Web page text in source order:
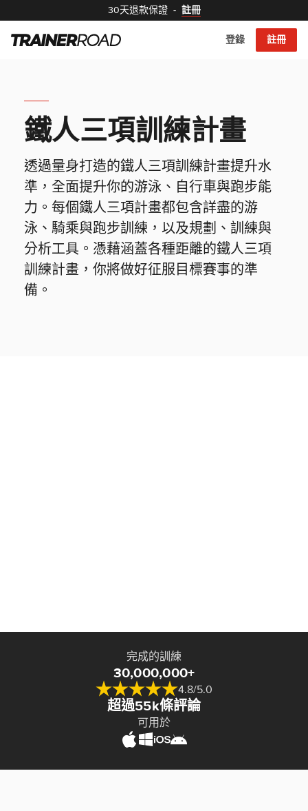
30天退款保證 - 註冊
登錄 註冊
鐵人三項訓練計畫
透過量身打造的鐵人三項訓練計畫提升水
準，全面提升你的游泳、自行車與跑步能
力。每個鐵人三項計畫都包含詳盡的游
泳、騎乘與跑步訓練，以及規劃、訓練與
分析工具。憑藉涵蓋各種距離的鐵人三項
訓練計畫，你將做好征服目標賽事的準
備。
完成的訓練
30,000,000+
4.8/5.0
超過55k條評論
可用於